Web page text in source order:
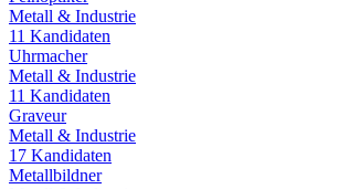
Metall & Industrie
11 Kandidaten
Uhrmacher
Metall & Industrie
11 Kandidaten
Graveur
Metall & Industrie
17 Kandidaten
Metallbildner